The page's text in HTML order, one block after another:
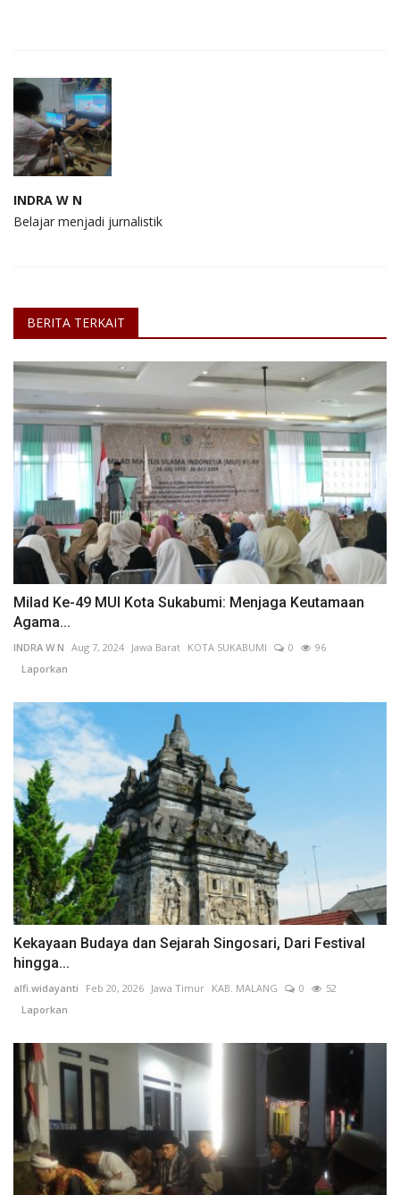
INDRA W N
Belajar menjadi jurnalistik
BERITA TERKAIT
Milad Ke-49 MUI Kota Sukabumi: Menjaga Keutamaan
Agama...
INDRA W N Aug 7, 2024 Jawa Barat KOTA SUKABUMI 0
96
Laporkan
Kekayaan Budaya dan Sejarah Singosari, Dari Festival
hingga...
alfi.widayanti Feb 20, 2026 Jawa Timur KAB. MALANG 0
52
Laporkan